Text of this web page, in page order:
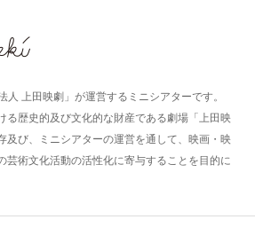
人 上田映劇」が運営するミニシアターです。
る歴史的及び文化的な財産である劇場「上田映
及び、ミニシアターの運営を通して、映画・映
芸術文化活動の活性化に寄与することを目的に